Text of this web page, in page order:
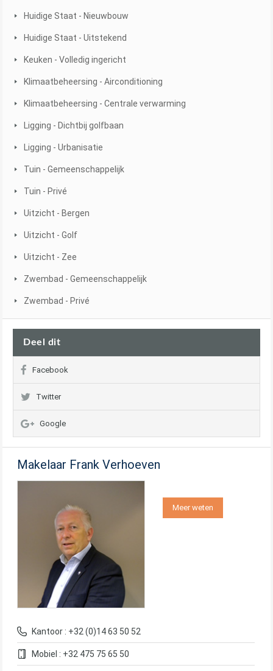
Huidige Staat - Nieuwbouw
Huidige Staat - Uitstekend
Keuken - Volledig ingericht
Klimaatbeheersing - Airconditioning
Klimaatbeheersing - Centrale verwarming
Ligging - Dichtbij golfbaan
Ligging - Urbanisatie
Tuin - Gemeenschappelijk
Tuin - Privé
Uitzicht - Bergen
Uitzicht - Golf
Uitzicht - Zee
Zwembad - Gemeenschappelijk
Zwembad - Privé
Deel dit
Facebook
Twitter
Google
Makelaar Frank Verhoeven
Kantoor : +32 (0)14 63 50 52
Mobiel : +32 475 75 65 50
Meer weten